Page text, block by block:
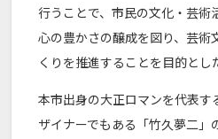
行うことで、市民の文化・芸術
心の豊かさの醸成を図り、芸術
くりを推進することを目的とし
本市出身の大正ロマンを代表す
ザイナーでもある「竹久夢二」